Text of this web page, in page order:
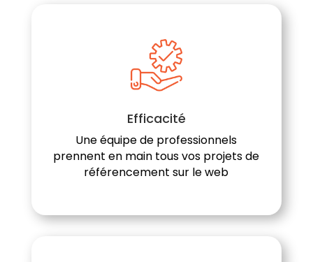
Efficacité
Une équipe de professionnels
prennent en main tous vos projets de
référencement sur le web